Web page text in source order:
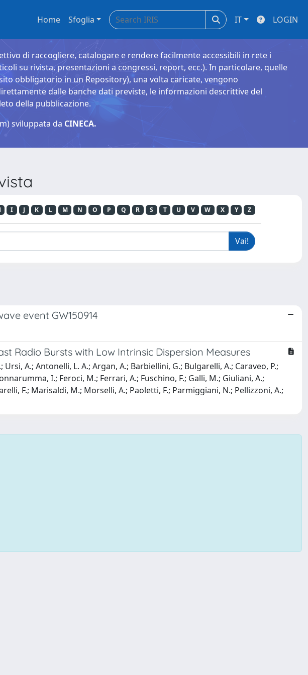
Home Sfoglia IT LOGIN
di raccogliere, catalogare e rendere facilmente accessibili in rete i
su rivista, presentazioni a congressi, report, ecc.). In particolare, quelle
obbligatorio in un Repository), una volta caricate, vengono
dalle banche dati previste, le informazioni descrittive del
della pubblicazione.
sviluppata da CINECA.
I J K L M N O P Q R S T U V W X Y Z
event GW150914
Radio Bursts with Low Intrinsic Dispersion Measures
A.; Antonelli, L. A.; Argan, A.; Barbiellini, G.; Bulgarelli, A.; Caraveo, P.;
I.; Feroci, M.; Ferrari, A.; Fuschino, F.; Galli, M.; Giuliani, A.;
F.; Marisaldi, M.; Morselli, A.; Paoletti, F.; Parmiggiani, N.; Pellizzoni, A.;